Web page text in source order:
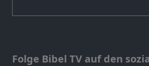
Folge Bibel TV auf den